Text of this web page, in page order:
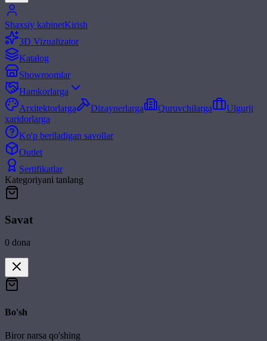
Shaxsiy kabinetKirish
3D Vizualizator
Katalog
Showroomlar
Hamkorlarga
Arxitektorlarga
Dizaynerlarga Quruvchilarga
Ulgurji
xaridorlarga
Ko'p beriladigan savollar
Outlet
Sertifikatlar
Kategoriyani tanlang
Savat
0 dona
Bo'sh
Biror narsa qo'shing